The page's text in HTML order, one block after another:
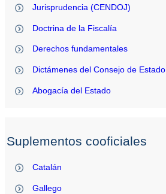
Jurisprudencia (CENDOJ)
Doctrina de la Fiscalía
Derechos fundamentales
Dictámenes del Consejo de Estado
Abogacía del Estado
Suplementos cooficiales
Catalán
Gallego